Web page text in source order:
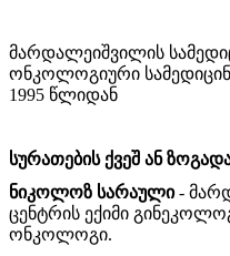
მარდალეიშვილის
ონკოლოგიური
1995 წლიდან
სურათების ქვეშ ან
ნიკოლოზ სარაული-
ცენტრის ექიმი
ონკოლოგი.